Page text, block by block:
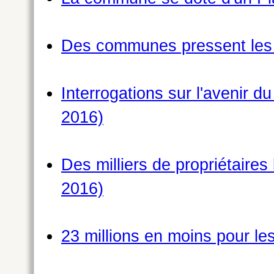
Des communes pressent
Interrogations sur l'avenir
2016)
Des milliers de
2016)
23 millions en moins pour